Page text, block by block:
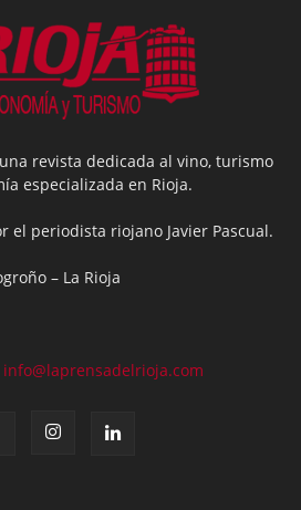
revista dedicada al vino, turismo
especializada en Rioja.
el periodista riojano Javier Pascual.
– La Rioja
info@laprensadelrioja.com